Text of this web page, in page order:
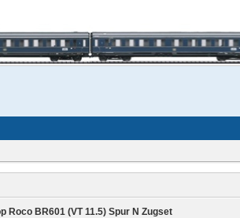
Roco BR601 (VT 11.5) Spur N Zugset